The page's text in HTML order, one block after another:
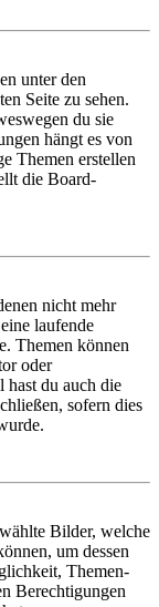
unter den
Seite zu sehen.
du sie
hängt es von
Themen erstellen
die Board-
nicht mehr
laufende
Themen können
oder
hast du auch die
sofern dies
Bilder, welche
um dessen
Themen-
Berechtigungen